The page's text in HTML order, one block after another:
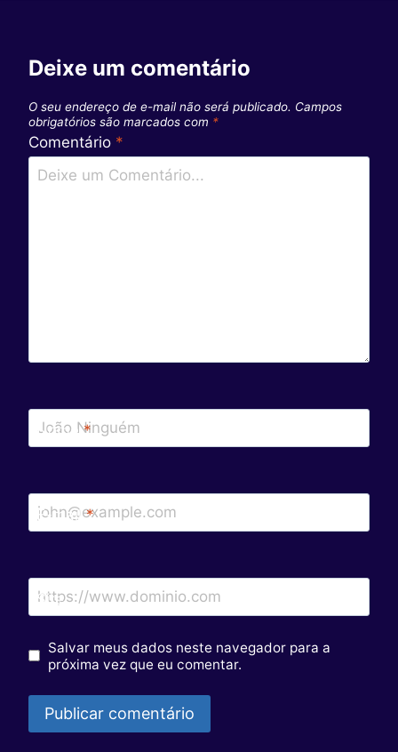
Deixe um comentário
O seu endereço de e-mail não será publicado. Campos
obrigatórios são marcados com *
Comentário *
Nome*
E-mail*
Site
Salvar meus dados neste navegador para a
próxima vez que eu comentar.